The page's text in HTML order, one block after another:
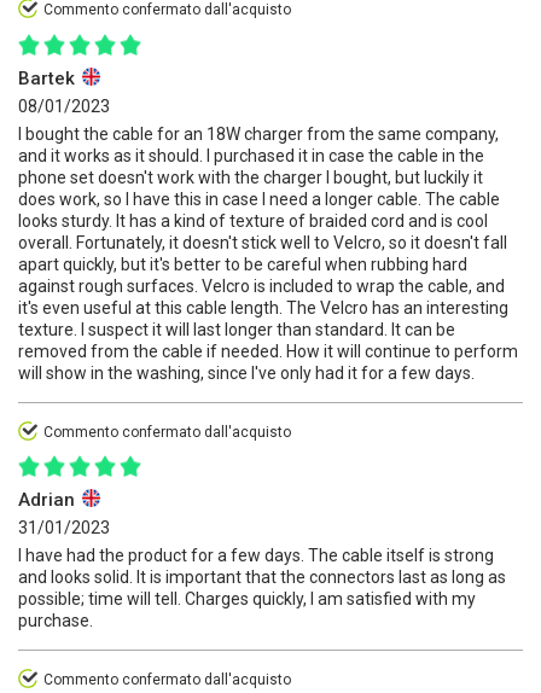
Commento confermato dall'acquisto
Bartek
08/01/2023
I bought the cable for an 18W charger from the same company,
and it works as it should. I purchased it in case the cable in the
phone set doesn't work with the charger I bought, but luckily it
does work, so I have this in case I need a longer cable. The cable
looks sturdy. It has a kind of texture of braided cord and is cool
overall. Fortunately, it doesn't stick well to Velcro, so it doesn't fall
apart quickly, but it's better to be careful when rubbing hard
against rough surfaces. Velcro is included to wrap the cable, and
it's even useful at this cable length. The Velcro has an interesting
texture. I suspect it will last longer than standard. It can be
removed from the cable if needed. How it will continue to perform
will show in the washing, since I've only had it for a few days.
Commento confermato dall'acquisto
Adrian
31/01/2023
I have had the product for a few days. The cable itself is strong
and looks solid. It is important that the connectors last as long as
possible; time will tell. Charges quickly, I am satisfied with my
purchase.
Commento confermato dall'acquisto